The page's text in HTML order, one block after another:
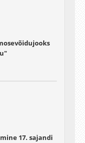
17. sajandi